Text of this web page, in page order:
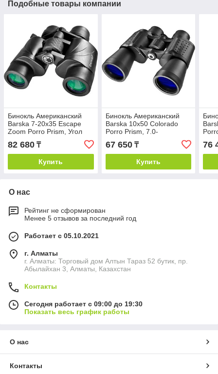
Подобные товары компании
Бинокль Американский
Barska 7-20x35 Escape
Zoom Porro Prism, Угол
Обзора 5.6-3.1 Градуса
82 680 ₸
Купить
Бинокль Американский
Barska 10x50 Colorado
Porro Prism, 7.0-
градусный угол обзора,
черный
67 650₸
Купить
76
О нас
Рейтинг не сформирован
Менее 5 отзывов за последний год
Работает с 05.10.2021
г. Алматы
г. Алматы: Торговый дом Алтын Тараз 52 бутик, пр.
Абылайхан 3, Алматы, Казахстан
Контакты
Сегодня работает с 09:00 до 19:30
Показать весь график работы
О нас
Контакты